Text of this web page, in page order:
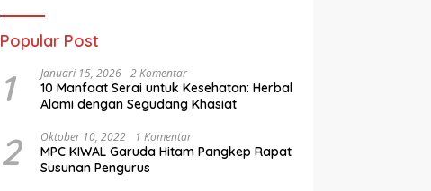
Popular Post
1 Januari 15, 2026 2 Komentar
10 Manfaat Serai untuk Kesehatan: Herbal
Alami dengan Segudang Khasiat
2 Oktober 10, 2022 1 Komentar
MPC KIWAL Garuda Hitam Pangkep Rapat
Susunan Pengurus